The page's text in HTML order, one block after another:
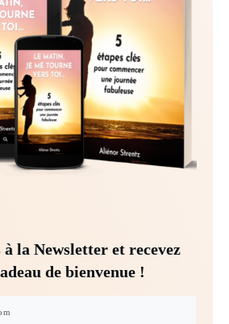
la Newsletter et recevez
de bienvenue !